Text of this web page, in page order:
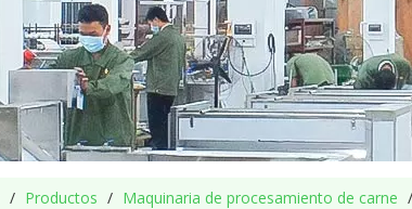
/ Productos / Maquinaria de procesamiento de carne /